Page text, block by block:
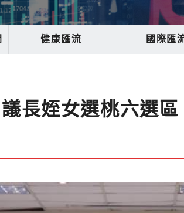
健康匯流 國際匯
長姪女選桃六選